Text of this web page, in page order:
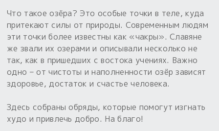
Готовые заговоры и обряды
Сундучок
Электронные книги
30 вариантов раскладов по системе Рез Рода:
Для алтаря
Расходные материалы
С чего начать?
Новые книги
в лавке!
Рода.Духи-Хозяева» с колодами
толковники со значениями, раскладами,
Что такое озёра? Это особые точки в теле, куда
притекают силы от природы. Современным людям
эти точки более известны как «чакры». Славяне
же звали их озерами и описывали несколько не
так, как в пришедших с востока учениях. Важно
одно – от чистоты и наполненности озёр зависят
здоровье, достаток и счастье человека.
Здесь собраны обряды, которые помогут изгнать
худо и привлечь добро. На благо!